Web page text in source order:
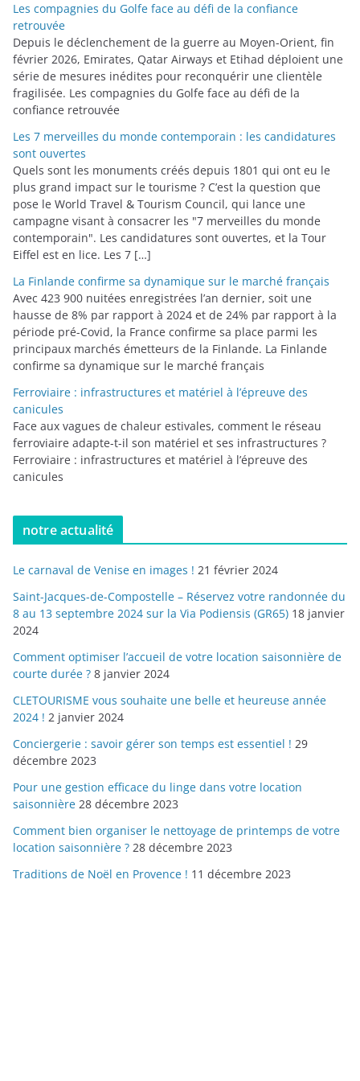
Les compagnies du Golfe face au défi de la confiance
retrouvée
Depuis le déclenchement de la guerre au Moyen-Orient, fin
février 2026, Emirates, Qatar Airways et Etihad déploient une
série de mesures inédites pour reconquérir une clientèle
fragilisée. Les compagnies du Golfe face au défi de la
confiance retrouvée
Les 7 merveilles du monde contemporain : les candidatures
sont ouvertes
Quels sont les monuments créés depuis 1801 qui ont eu le
plus grand impact sur le tourisme ? C’est la question que
pose le World Travel & Tourism Council, qui lance une
campagne visant à consacrer les "7 merveilles du monde
contemporain". Les candidatures sont ouvertes, et la Tour
Eiffel est en lice. Les 7 […]
La Finlande confirme sa dynamique sur le marché français
Avec 423 900 nuitées enregistrées l’an dernier, soit une
hausse de 8% par rapport à 2024 et de 24% par rapport à la
période pré-Covid, la France confirme sa place parmi les
principaux marchés émetteurs de la Finlande. La Finlande
confirme sa dynamique sur le marché français
Ferroviaire : infrastructures et matériel à l’épreuve des
canicules
Face aux vagues de chaleur estivales, comment le réseau
ferroviaire adapte-t-il son matériel et ses infrastructures ?
Ferroviaire : infrastructures et matériel à l’épreuve des
canicules
notre actualité
Le carnaval de Venise en images ! 21 février 2024
Saint-Jacques-de-Compostelle – Réservez votre randonnée du
8 au 13 septembre 2024 sur la Via Podiensis (GR65) 18 janvier
2024
Comment optimiser l’accueil de votre location saisonnière de
courte durée ? 8 janvier 2024
CLETOURISME vous souhaite une belle et heureuse année
2024 ! 2 janvier 2024
Conciergerie : savoir gérer son temps est essentiel ! 29
décembre 2023
Pour une gestion efficace du linge dans votre location
saisonnière 28 décembre 2023
Comment bien organiser le nettoyage de printemps de votre
location saisonnière ? 28 décembre 2023
Traditions de Noël en Provence ! 11 décembre 2023